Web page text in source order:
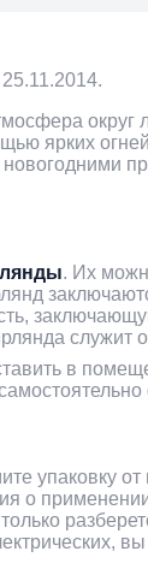
25.11.2014.
округ
ярких
. Их
служит
в
упаковку
о